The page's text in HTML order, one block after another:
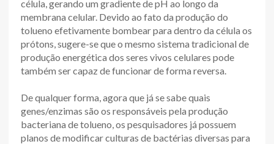
célula, gerando um gradiente de pH ao longo da
membrana celular. Devido ao fato da produção do
tolueno efetivamente bombear para dentro da célula os
prótons, sugere-se que o mesmo sistema tradicional de
produção energética dos seres vivos celulares pode
também ser capaz de funcionar de forma reversa.
De qualquer forma, agora que já se sabe quais
genes/enzimas são os responsáveis pela produção
bacteriana de tolueno, os pesquisadores já possuem
planos de modificar culturas de bactérias diversas para